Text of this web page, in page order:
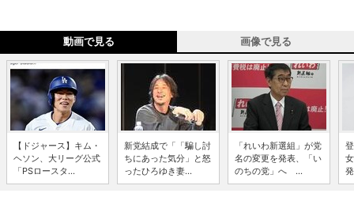
動画で見る 画像で見る
【ドジャース】キム・
ヘソン、大リーグ公式
「PSロースタ...
新党結成で「「騙し討
ちにあった気分」と怒
ったひろゆき妻...
「れいわ新選組」が党
名の変更を発表、「い
のちの党」へ ...